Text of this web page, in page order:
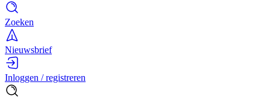
Zoeken
Nieuwsbrief
Inloggen / registreren